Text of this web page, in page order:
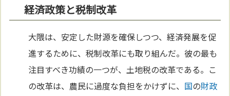
経済政策と税制改革
大隈は、安定した財源を確保しつつ、経済発展を促
進するために、税制改革にも取り組んだ。彼の最も
注目すべき功績の一つが、土地税の改革である。こ
の改革は、農民に過度な負担をかけずに、 国の財政